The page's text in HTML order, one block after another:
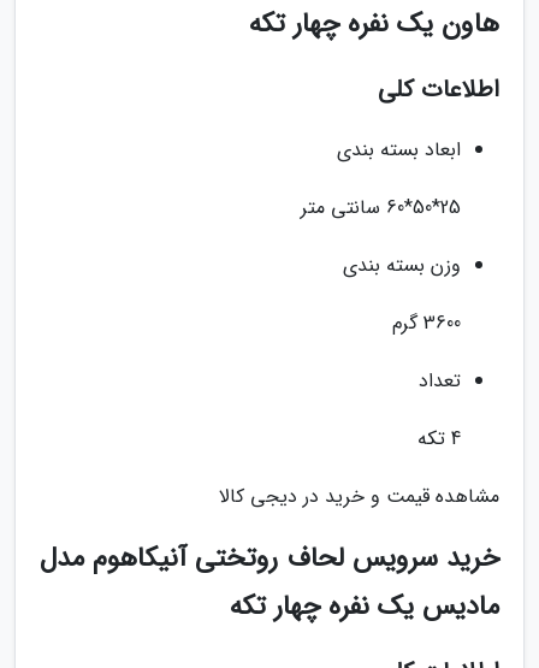
هاون یک نفره چهار تکه
اطلاعات کلی
ابعاد بسته بندی
25*50*60 سانتی متر
وزن بسته بندی
3600 گرم
تعداد
4 تکه
مشاهده قیمت و خرید در دیجی کالا
خرید سرویس لحاف روتختی آنیکاهوم مدل
مادیس یک نفره چهار تکه